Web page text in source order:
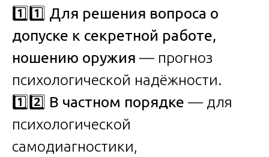
1️⃣1️⃣ Для решения вопроса о
допуске к секретной работе,
ношению оружия — прогноз
психологической надёжности.
1️⃣2️⃣ В частном порядке — для
психологической
самодиагностики,